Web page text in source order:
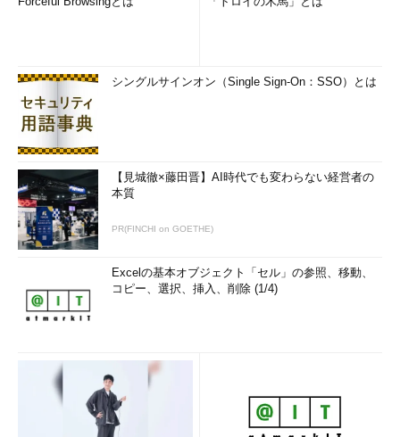
NEXT
テーブルのデータが多くなってきたとき
に、テーブルの領域を拡張する大きさを
MINEXTENTS
「エクステント」の最小数を指定しま
す。
「エクステント」の最大数を指定しま
す。
次の「エクステント」の増加分をパーセ
ントで指定します。よほどの理由がない
限り、ここは「0」にすることをお勧めし
ます。
シングルサインオン（Single Sign-On：SSO）とは
【見城徹×藤田晋】AI時代でも変わらない経営者の
本質
PR(FINCHI on GOETHE)
Excelの基本オブジェクト「セル」の参照、移動、
コピー、選択、挿入、削除 (1/4)